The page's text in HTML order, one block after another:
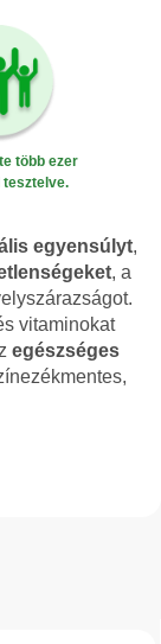
több ezer
egyensúlyt,
, a
vitaminokat
egészséges